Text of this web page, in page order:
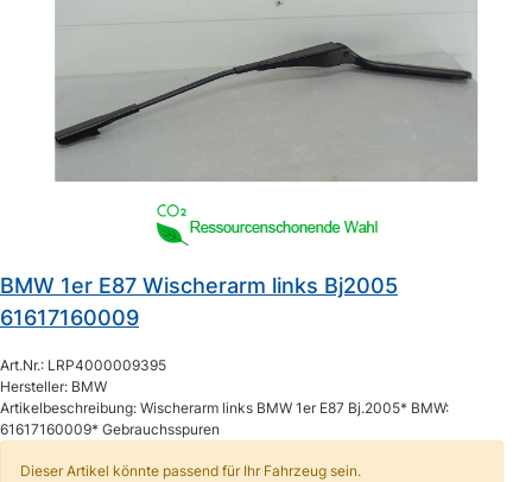
BMW 1er E87 Wischerarm links Bj2005
61617160009
Art.Nr.: LRP4000009395
Hersteller: BMW
Artikelbeschreibung: Wischerarm links BMW 1er E87 Bj.2005* BMW:
61617160009* Gebrauchsspuren
Dieser Artikel könnte passend für Ihr Fahrzeug sein.